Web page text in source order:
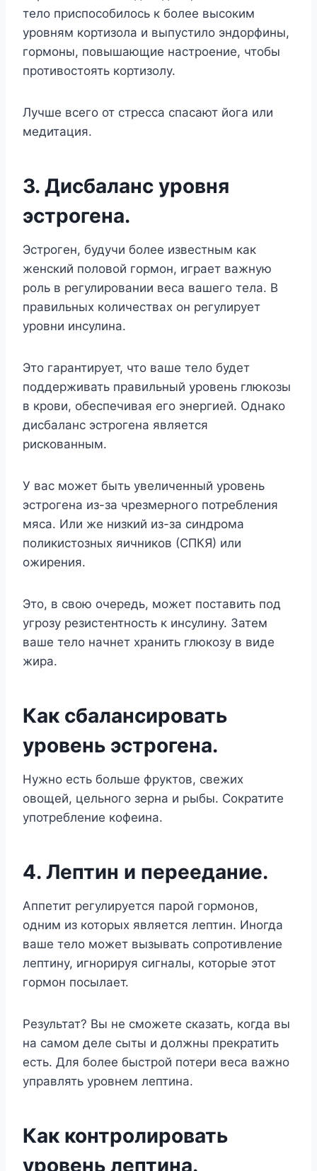
тело приспособилось к более высоким
уровням кортизола и выпустило эндорфины,
гормоны, повышающие настроение, чтобы
противостоять кортизолу.
Лучше всего от стресса спасают йога или
медитация.
3. Дисбаланс уровня
эстрогена.
Эстроген, будучи более известным как
женский половой гормон, играет важную
роль в регулировании веса вашего тела. В
правильных количествах он регулирует
уровни инсулина.
Это гарантирует, что ваше тело будет
поддерживать правильный уровень глюкозы
в крови, обеспечивая его энергией. Однако
дисбаланс эстрогена является
рискованным.
У вас может быть увеличенный уровень
эстрогена из-за чрезмерного потребления
мяса. Или же низкий из-за синдрома
поликистозных яичников (СПКЯ) или
ожирения.
Это, в свою очередь, может поставить под
угрозу резистентность к инсулину. Затем
ваше тело начнет хранить глюкозу в виде
жира.
Как сбалансировать
уровень эстрогена.
Нужно есть больше фруктов, свежих
овощей, цельного зерна и рыбы. Сократите
употребление кофеина.
4. Лептин и переедание.
Аппетит регулируется парой гормонов,
одним из которых является лептин. Иногда
ваше тело может вызывать сопротивление
лептину, игнорируя сигналы, которые этот
гормон посылает.
Результат? Вы не сможете сказать, когда вы
на самом деле сыты и должны прекратить
есть. Для более быстрой потери веса важно
управлять уровнем лептина.
Как контролировать
уровень лептина.